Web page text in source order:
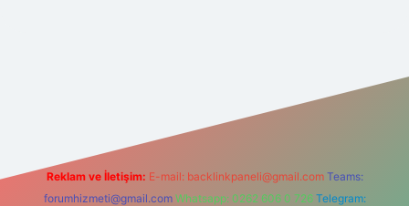
Reklam ve İletişim: E-mail: backlinkpaneli@gmail.com Teams:
forumhizmeti@gmail.com Whatsapp: 0262 606 0 726 Telegram: